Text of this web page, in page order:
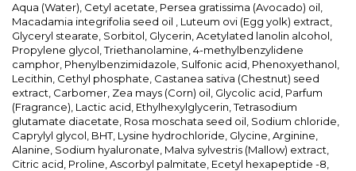
Aqua (Water), Cetyl acetate, Persea gratissima (Avocado) oil,
Macadamia integrifolia seed oil , Luteum ovi (Egg yolk) extract,
Glyceryl stearate, Sorbitol, Glycerin, Acetylated lanolin alcohol,
Propylene glycol, Triethanolamine, 4-methylbenzylidene
camphor, Phenylbenzimidazole, Sulfonic acid, Phenoxyethanol,
Lecithin, Cethyl phosphate, Castanea sativa (Chestnut) seed
extract, Carbomer, Zea mays (Corn) oil, Glycolic acid, Parfum
(Fragrance), Lactic acid, Ethylhexylglycerin, Tetrasodium
glutamate diacetate, Rosa moschata seed oil, Sodium chloride,
Caprylyl glycol, BHT, Lysine hydrochloride, Glycine, Arginine,
Alanine, Sodium hyaluronate, Malva sylvestris (Mallow) extract,
Citric acid, Proline, Ascorbyl palmitate, Ecetyl hexapeptide -8,